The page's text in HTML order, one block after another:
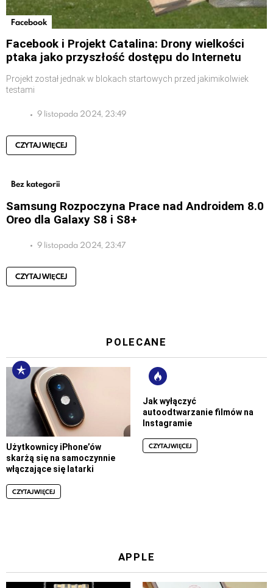
Facebook
Facebook i Projekt Catalina: Drony wielkości
ptaka jako przyszłość dostępu do Internetu
Projekt został jednak w blokach startowych przed jakimikolwiek
testami
9 listopada 2024, 23:49
CZYTAJ WIĘCEJ
Bez kategorii
Samsung Rozpoczyna Prace nad Androidem 8.0
Oreo dla Galaxy S8 i S8+
9 listopada 2024, 23:47
CZYTAJ WIĘCEJ
POLECANE
Użytkownicy iPhone’ów
skarżą się na samoczynnie
włączające się latarki
CZYTAJ WIĘCEJ
Jak wyłączyć
autoodtwarzanie filmów na
Instagramie
CZYTAJ WIĘCEJ
APPLE